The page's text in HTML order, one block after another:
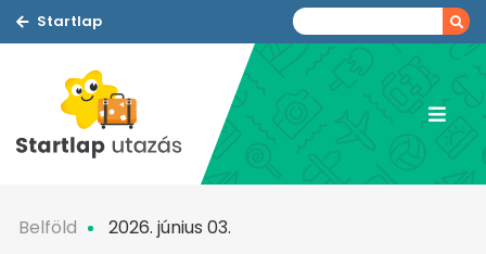
Startlap
Belföld 2026. június 03.